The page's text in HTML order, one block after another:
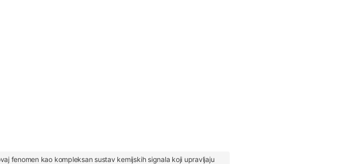
fenomen kao kompleksan sustav kemijskih signala koji upravljaju